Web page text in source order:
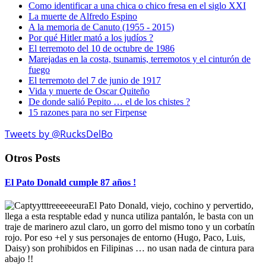
Como identificar a una chica o chico fresa en el siglo XXI
La muerte de Alfredo Espino
A la memoria de Canuto (1955 - 2015)
Por qué Hitler mató a los judíos ?
El terremoto del 10 de octubre de 1986
Marejadas en la costa, tsunamis, terremotos y el cinturón de
fuego
El terremoto del 7 de junio de 1917
Vida y muerte de Oscar Quiteño
De donde salió Pepito … el de los chistes ?
15 razones para no ser Firpense
Tweets by @RucksDelBo
Otros Posts
El Pato Donald cumple 87 años !
El Pato Donald, viejo, cochino y pervertido,
llega a esta resptable edad y nunca utiliza pantalón, le basta con un
traje de marinero azul claro, un gorro del mismo tono y un corbatín
rojo. Por eso +el y sus personajes de entorno (Hugo, Paco, Luis,
Daisy) son prohibidos en Filipinas … no usan nada de cintura para
abajo !!